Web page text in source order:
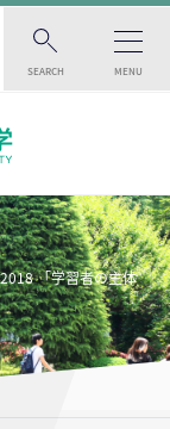
SEARCH MENU
「学習者の主体